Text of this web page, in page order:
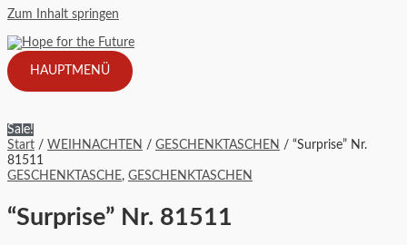
Zum Inhalt springen
HAUPTMENÜ
Sale!
Start / WEIHNACHTEN / GESCHENKTASCHEN / “Surprise” Nr.
81511
GESCHENKTASCHE, GESCHENKTASCHEN
“Surprise” Nr. 81511